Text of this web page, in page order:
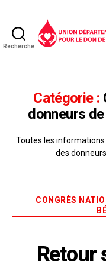
Recherche
Catégorie :
donneurs
Toutes les
des
CONGRÈS
Retour